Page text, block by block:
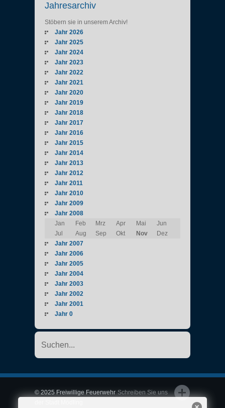
Jahresarchiv
Stöbern sie in unserem Archiv!
Jahr 2026
Jahr 2025
Jahr 2024
Jahr 2023
Jahr 2022
Jahr 2021
Jahr 2020
Jahr 2019
Jahr 2018
Jahr 2017
Jahr 2016
Jahr 2015
Jahr 2014
Jahr 2013
Jahr 2012
Jahr 2011
Jahr 2010
Jahr 2009
Jahr 2008
Jan
Feb Mrz Apr Mai
Jun
Jul
Aug Sep Okt Nov
Dez
Jahr 2007
Jahr 2006
Jahr 2005
Jahr 2004
Jahr 2003
Jahr 2002
Jahr 2001
Jahr 0
Schreiben Sie uns
© 2025 Freiwillige Feuerwehr